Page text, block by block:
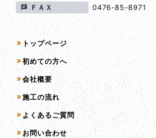
ＦＡＸ 0476-85-8971
サイトマップ
トップページ
初めての方へ
会社概要
施工の流れ
よくあるご質問
お問い合わせ